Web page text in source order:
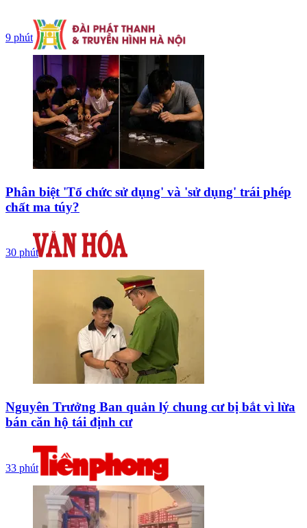
9 phút
Phân biệt 'Tổ chức sử dụng' và 'sử dụng' trái phép
chất ma túy?
30 phút
Nguyên Trưởng Ban quản lý chung cư bị bắt vì lừa
bán căn hộ tái định cư
33 phút